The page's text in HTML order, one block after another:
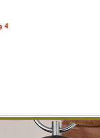
4 واحد اندازه گیری کیلوگرم، جین، پوند و اونس